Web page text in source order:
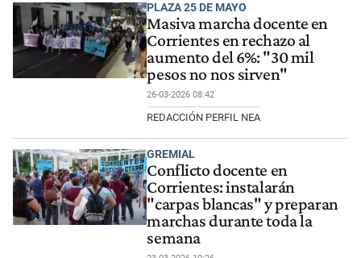
PLAZA 25 DE MAYO
Masiva marcha docente en
Corrientes en rechazo al
aumento del 6%: "30 mil
pesos no nos sirven"
26-03-2026 08:42
REDACCIÓN PERFIL NEA
GREMIAL
Conflicto docente en
Corrientes: instalarán
"carpas blancas" y preparan
marchas durante toda la
semana